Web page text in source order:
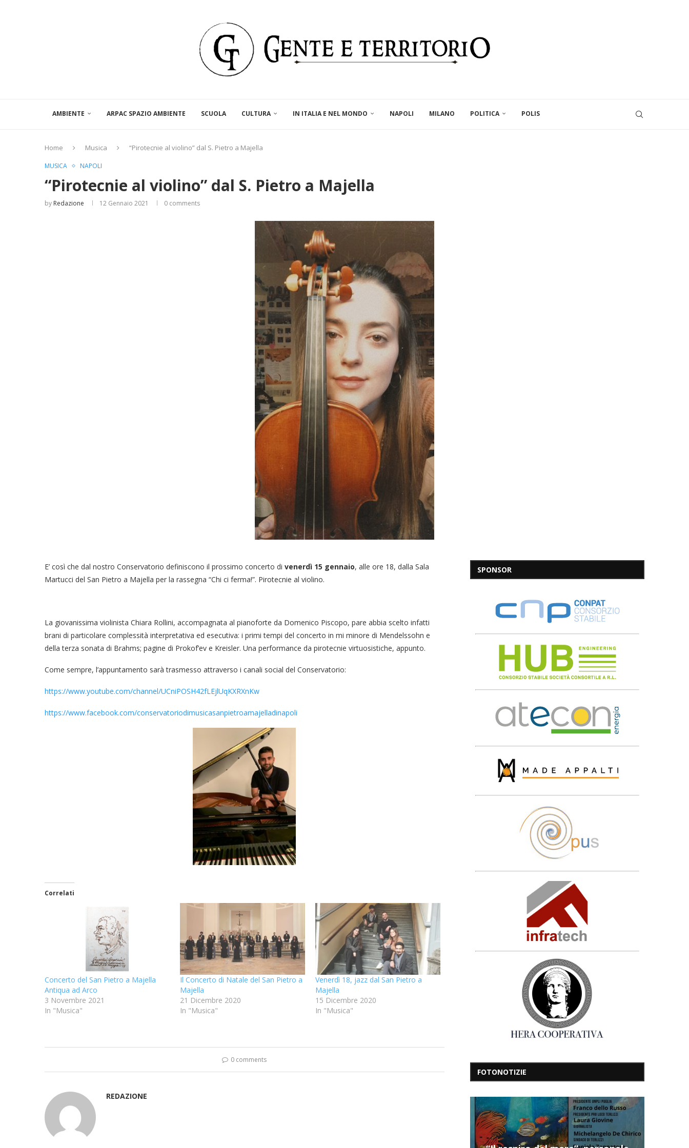
AMBIENTE ARPAC SPAZIO AMBIENTE SCUOLA CULTURA IN ITALIA E NEL MONDO NAPOLI MILANO POLITICA POLIS
Home Musica “Pirotecnie al violino” dal S. Pietro a Majella
MUSICA NAPOLI
“Pirotecnie al violino” dal S. Pietro a Majella
by Redazione 12 Gennaio 2021 0 comments
E’ così che dal nostro Conservatorio definiscono il prossimo concerto di venerdì 15 gennaio, alle ore 18, dalla Sala
Martucci del San Pietro a Majella per la rassegna “Chi ci ferma!”. Pirotecnie al violino.
La giovanissima violinista Chiara Rollini, accompagnata al pianoforte da Domenico Piscopo, pare abbia scelto infatti
brani di particolare complessità interpretativa ed esecutiva: i primi tempi del concerto in mi minore di Mendelssohn e
della terza sonata di Brahms; pagine di Prokof’ev e Kreisler. Una performance da pirotecnie virtuosistiche, appunto.
Come sempre, l’appuntamento sarà trasmesso attraverso i canali social del Conservatorio:
https://www.youtube.com/channel/UCniPOSH42fLEjlUqKXRXnKw
https://www.facebook.com/conservatoriodimusicasanpietroamajelladinapoli
Correlati
Concerto del San Pietro a Majella
Antiqua ad Arco
3 Novembre 2021
In "Musica"
Il Concerto di Natale del San Pietro a
Majella
21 Dicembre 2020
In "Musica"
Venerdì 18, jazz dal San Pietro a
Majella
15 Dicembre 2020
In "Musica"
0 comments
REDAZIONE
SPONSOR
FOTONOTIZIE